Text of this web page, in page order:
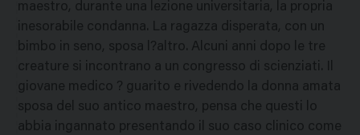
maestro, durante una lezione universitaria, la propria
inesorabile condanna. La ragazza disperata, con un
bimbo in seno, sposa l?altro. Alcuni anni dopo le tre
creature si incontrano a un congresso di scienziati. Il
giovane medico ? guarito e rivedendo la donna amata
sposa del suo antico maestro, pensa che questi lo
abbia ingannato presentando il suo caso clinico come